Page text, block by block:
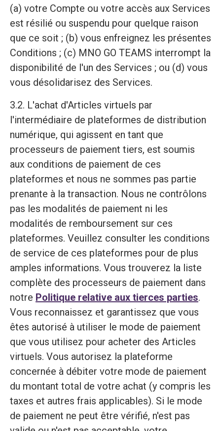
(a) votre Compte ou votre accès aux Services
est résilié ou suspendu pour quelque raison
que ce soit ; (b) vous enfreignez les présentes
Conditions ; (c) MNO GO TEAMS interrompt la
disponibilité de l'un des Services ; ou (d) vous
vous désolidarisez des Services.
3.2. L'achat d'Articles virtuels par
l'intermédiaire de plateformes de distribution
numérique, qui agissent en tant que
processeurs de paiement tiers, est soumis
aux conditions de paiement de ces
plateformes et nous ne sommes pas partie
prenante à la transaction. Nous ne contrôlons
pas les modalités de paiement ni les
modalités de remboursement sur ces
plateformes. Veuillez consulter les conditions
de service de ces plateformes pour de plus
amples informations. Vous trouverez la liste
complète des processeurs de paiement dans
notre Politique relative aux tierces parties.
Vous reconnaissez et garantissez que vous
êtes autorisé à utiliser le mode de paiement
que vous utilisez pour acheter des Articles
virtuels. Vous autorisez la plateforme
concernée à débiter votre mode de paiement
du montant total de votre achat (y compris les
taxes et autres frais applicables). Si le mode
de paiement ne peut être vérifié, n'est pas